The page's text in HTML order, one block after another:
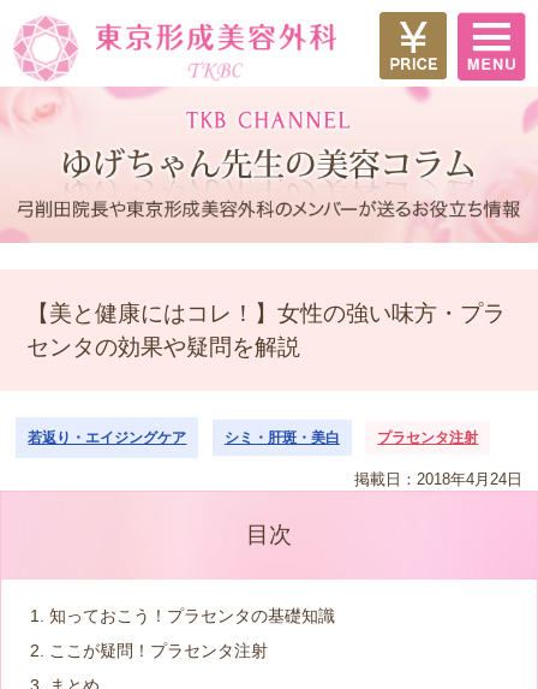
【美と健康にはコレ！】女性の強い味方・プラ
センタの効果や疑問を解説
若返り・エイジングケア シミ・肝斑・美白 プラセンタ注射
掲載日：2018年4月24日
目次
知っておこう！プラセンタの基礎知識
ここが疑問！プラセンタ注射
まとめ